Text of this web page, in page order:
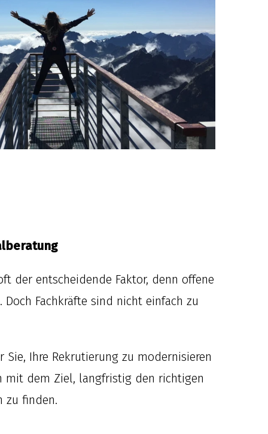
der entscheidende Faktor, denn offene
Doch Fachkräfte sind nicht einfach zu
Sie, Ihre Rekrutierung zu modernisieren
mit dem Ziel, langfristig den richtigen
zu finden.